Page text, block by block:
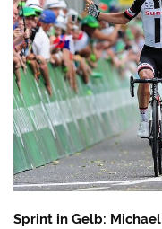
Sprint in Gelb: